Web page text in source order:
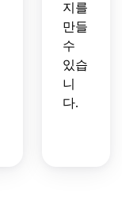
지를
만들
수
있습
니
다.